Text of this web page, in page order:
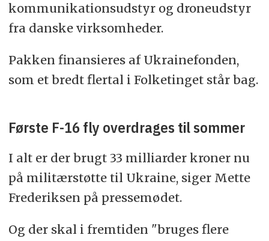
kommunikationsudstyr og droneudstyr
fra danske virksomheder.
Pakken finansieres af Ukrainefonden,
som et bredt flertal i Folketinget står bag.
Første F-16 fly overdrages til sommer
I alt er der brugt 33 milliarder kroner nu
på militærstøtte til Ukraine, siger Mette
Frederiksen på pressemødet.
Og der skal i fremtiden "bruges flere